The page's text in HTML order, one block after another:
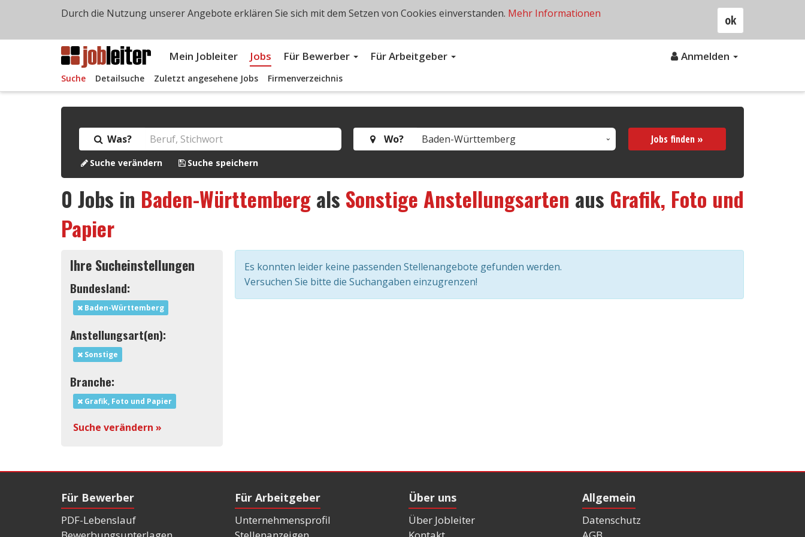
Mein Jobleiter Jobs Für Bewerber Für Arbeitgeber Anmelden
Suche Detailsuche Zuletzt angesehene Jobs Firmenverzeichnis
Was? Wo? Jobs finden »
Suche verändern Suche speichern
0 Jobs in Baden-Württembergals Sonstige Anstellungsarten aus Grafik, Foto und
Papier
Ihre Sucheinstellungen
Bundesland:
Baden-Württemberg
Anstellungsart(en):
Sonstige
Branche:
Grafik, Foto und Papier
Suche verändern »
Es konnten leider keine passenden Stellenangebote gefunden werden.
Versuchen Sie bitte die Suchangaben einzugrenzen!
Für Bewerber
PDF-Lebenslauf
Für Arbeitgeber
Unternehmensprofil
Über uns
Über Jobleiter
Allgemein
Datenschutz
ok
Durch die Nutzung unserer Angebote erklären Sie sich mit dem Setzen von Cookies einverstanden. Mehr Informationen